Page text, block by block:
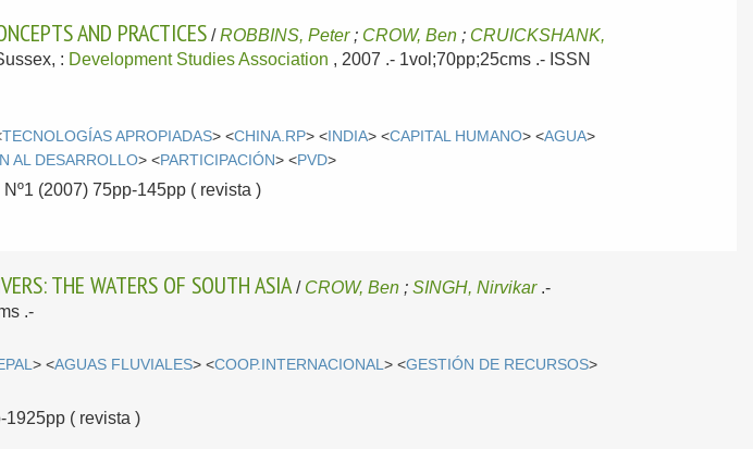
AND PRACTICES /ROBBINS, Peter; CROW, Ben ; CRUICKSHANK,
: Development Studies Association , 2007 .- 1vol;70pp;25cms .- ISSN
TECNOLOGÍAS APROPIADAS> <CHINA.RP> <INDIA> <CAPITAL HUMANO> <AGUA>
AL DESARROLLO> <PARTICIPACIÓN> <PVD>
Nº1 (2007) 75pp-145pp ( revista )
THE WATERS OF SOUTH ASIA / CROW, Ben ;SINGH, Nirvikar .-
.-
> <AGUAS FLUVIALES> <COOP.INTERNACIONAL> <GESTIÓN DE RECURSOS>
1925pp ( revista )